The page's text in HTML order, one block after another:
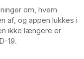
om, hvem
af, og appen lukkes i
ikke længere er
19.